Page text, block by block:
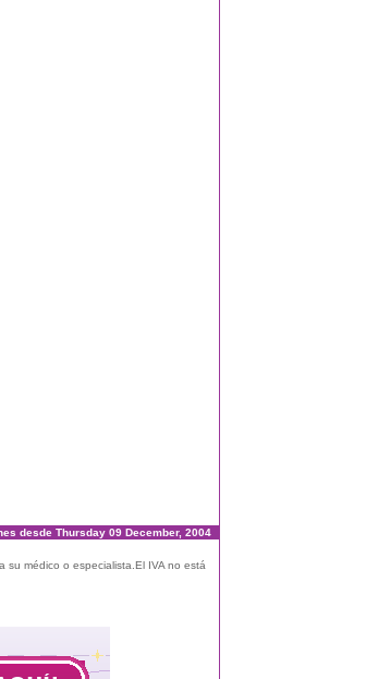
desde Thursday 09 December, 2004
médico o especialista.El IVA no está